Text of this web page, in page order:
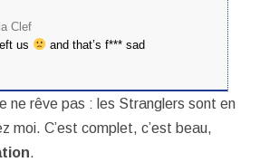
Clef
us
and that’s f*** sad
ne rêve pas : les Stranglers sont en
moi. C’est complet, c’est beau,
.